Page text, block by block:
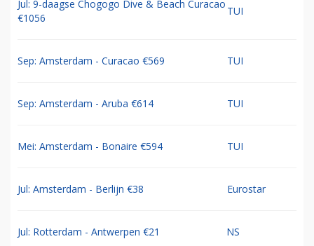
Jul: 9-daagse Chogogo Dive & Beach Curacao
€1056
TUI
Sep: Amsterdam - Curacao €569 TUI
Sep: Amsterdam - Aruba €614 TUI
Mei: Amsterdam - Bonaire €594 TUI
Jul: Amsterdam - Berlijn €38 Eurostar
Jul: Rotterdam - Antwerpen €21 NS